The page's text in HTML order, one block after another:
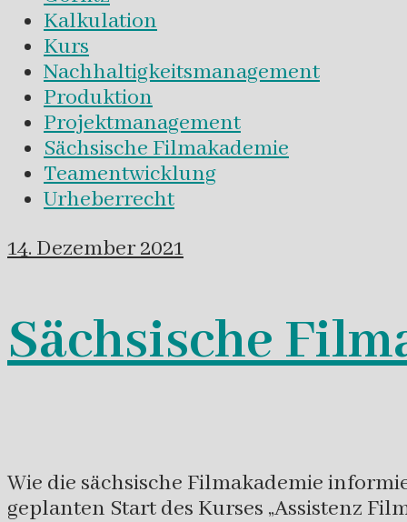
Kalkulation
Kurs
Nachhaltigkeitsmanagement
Produktion
Projektmanagement
Sächsische Filmakademie
Teamentwicklung
Urheberrecht
14. Dezember 2021
Sächsische
Wie die sächsische Filmakademie
geplanten Start des Kurses „Assistenz